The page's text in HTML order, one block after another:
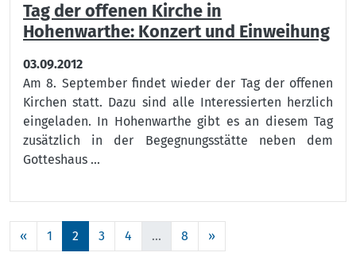
Tag der offenen Kirche in
Hohenwarthe: Konzert und Einweihung
03.09.2012
Am 8. September findet wieder der Tag der offenen
Kirchen statt. Dazu sind alle Interessierten herzlich
eingeladen. In Hohenwarthe gibt es an diesem Tag
zusätzlich in der Begegnungsstätte neben dem
Gotteshaus ...
« 1 2 3 4 ... 8 »